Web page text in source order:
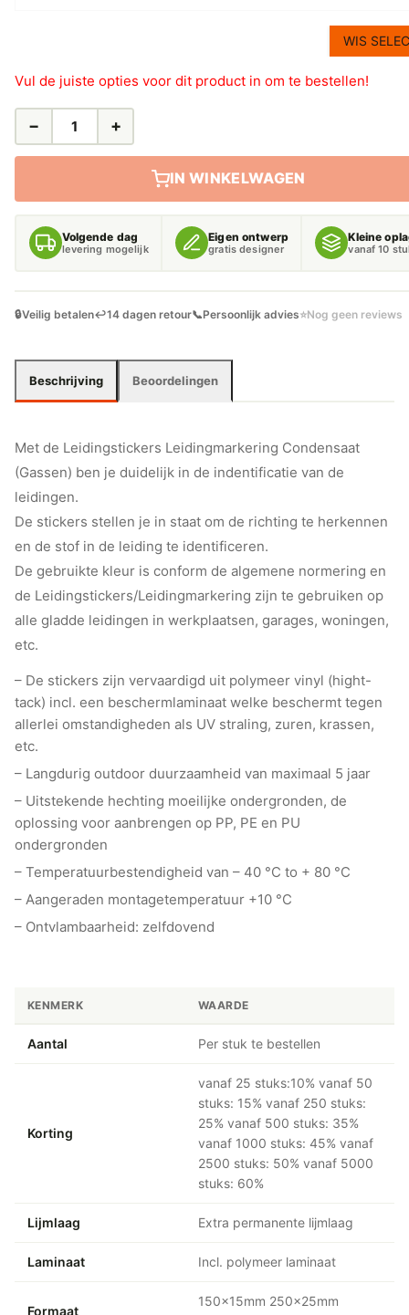
WIS
Vul de juiste opties voor dit product in om te bestellen!
LEIDINGSTICKERS
− +
IN WINKELWAGEN
Volgende dag
levering mogelijk
Eigen ontwerp
gratis designer
Kleine
vanaf 10
🔒Veilig betalen↩️14 dagen retour📞Persoonlijk advies⭐Nog geen reviews
Beschrijving Beoordelingen
Met de Leidingstickers Leidingmarkering Condensaat
(Gassen) ben je duidelijk in de indentificatie van de
leidingen.
De stickers stellen je in staat om de richting te herkennen
en de stof in de leiding te identificeren.
De gebruikte kleur is conform de algemene normering en
de Leidingstickers/Leidingmarkering zijn te gebruiken op
alle gladde leidingen in werkplaatsen, garages, woningen,
etc.
– De stickers zijn vervaardigd uit polymeer vinyl (hight-
tack) incl. een beschermlaminaat welke beschermt tegen
allerlei omstandigheden als UV straling, zuren, krassen,
etc.
– Langdurig outdoor duurzaamheid van maximaal 5 jaar
– Uitstekende hechting moeilijke ondergronden, de
oplossing voor aanbrengen op PP, PE en PU
ondergronden
– Temperatuurbestendigheid van – 40 °C to + 80 °C
– Aangeraden montagetemperatuur +10 °C
– Ontvlambaarheid: zelfdovend
KENMERK WAARDE
Aantal Per stuk te bestellen
Korting
vanaf 25 stuks:10% vanaf 50
stuks: 15% vanaf 250 stuks:
25% vanaf 500 stuks: 35%
vanaf 1000 stuks: 45% vanaf
2500 stuks: 50% vanaf 5000
stuks: 60%
Lijmlaag Extra permanente lijmlaag
Laminaat Incl. polymeer laminaat
Formaat
150x15mm 250x25mm